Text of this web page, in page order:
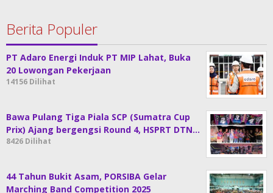
Berita Populer
PT Adaro Energi Induk PT MIP Lahat, Buka
20 Lowongan Pekerjaan
14156 Dilihat
Bawa Pulang Tiga Piala SCP (Sumatra Cup
Prix) Ajang bergengsi Round 4, HSPRT DTN…
8426 Dilihat
44 Tahun Bukit Asam, PORSIBA Gelar
Marching Band Competition 2025